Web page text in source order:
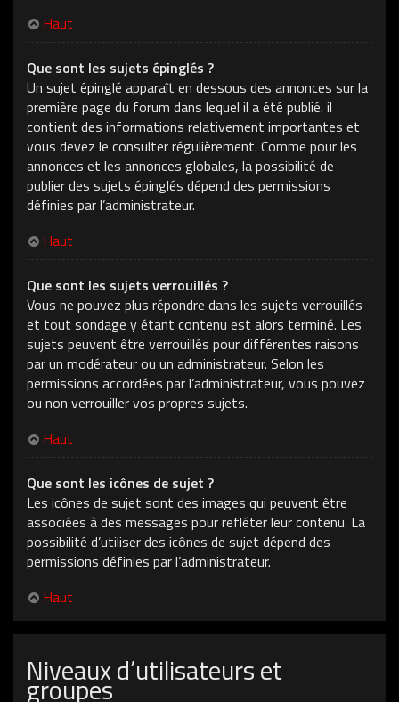
Haut
Que sont les sujets épinglés ?
Un sujet épinglé apparaît en dessous des annonces sur la
première page du forum dans lequel il a été publié. il
contient des informations relativement importantes et
vous devez le consulter régulièrement. Comme pour les
annonces et les annonces globales, la possibilité de
publier des sujets épinglés dépend des permissions
définies par l’administrateur.
Haut
Que sont les sujets verrouillés ?
Vous ne pouvez plus répondre dans les sujets verrouillés
et tout sondage y étant contenu est alors terminé. Les
sujets peuvent être verrouillés pour différentes raisons
par un modérateur ou un administrateur. Selon les
permissions accordées par l’administrateur, vous pouvez
ou non verrouiller vos propres sujets.
Haut
Que sont les icônes de sujet ?
Les icônes de sujet sont des images qui peuvent être
associées à des messages pour refléter leur contenu. La
possibilité d’utiliser des icônes de sujet dépend des
permissions définies par l’administrateur.
Haut
Niveaux d’utilisateurs et
groupes